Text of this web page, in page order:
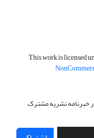
This work is licensed
خبرنامه نشریه مشترک